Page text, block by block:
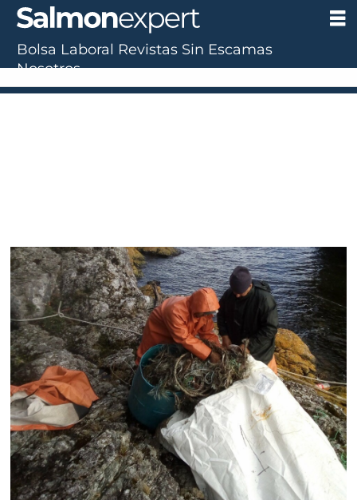
Bolsa Laboral Revistas Sin Escamas
Nosotros